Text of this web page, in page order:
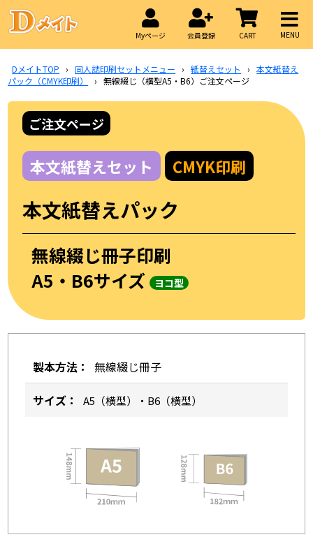
Myページ 会員登録 CART MENU
DメイトTOP › 同人誌印刷セットメニュー › 紙替えセット ›
本文紙替え
パック（CMYK印刷）
› 無線綴じ（横型A5・B6）ご注文ページ
ご注文ページ
本文紙替えセット CMYK印刷
本文紙替えパック
無線綴じ冊子印刷
A5・B6サイズ
ヨコ型
製本方法：
無線綴じ冊子
サイズ：
A5（横型）・B6（横型）